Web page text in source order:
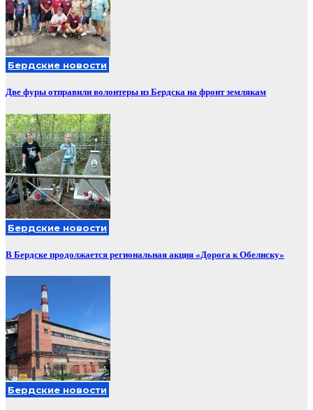
Бердские новости
Две фуры отправили волонтеры из Бердска на фронт землякам
Бердские новости
В Бердске продолжается региональная акция «Дорога к Обелиску»
Бердские новости